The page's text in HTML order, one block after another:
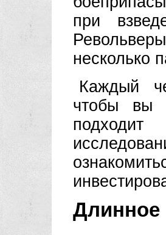
при
несколько
Каждый
чтобы вы
Длинное